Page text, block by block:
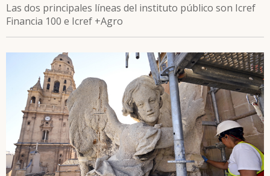
Las dos principales líneas del instituto público son Icref
Financia 100 e Icref +Agro